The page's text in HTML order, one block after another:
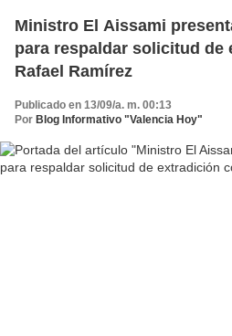
Ministro El Aissami
para respaldar solicitud de
Rafael Ramírez
Publicado en 13/09/a. m. 00:13
Por Blog Informativo "Valencia Hoy"